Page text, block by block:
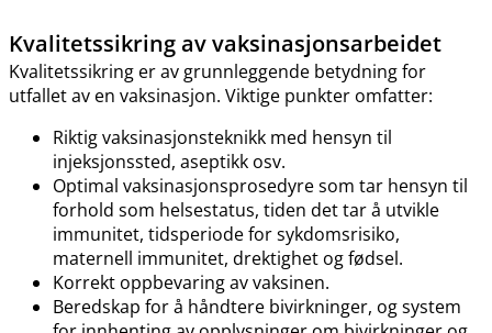
Kvalitetssikring av vaksinasjonsarbeidet
Kvalitetssikring er av grunnleggende betydning for
utfallet av en vaksinasjon. Viktige punkter omfatter:
Riktig vaksinasjonsteknikk med hensyn til
injeksjonssted, aseptikk osv.
Optimal vaksinasjonsprosedyre som tar hensyn til
forhold som helsestatus, tiden det tar å utvikle
immunitet, tidsperiode for sykdomsrisiko,
maternell immunitet, drektighet og fødsel.
Korrekt oppbevaring av vaksinen.
Beredskap for å håndtere bivirkninger, og system